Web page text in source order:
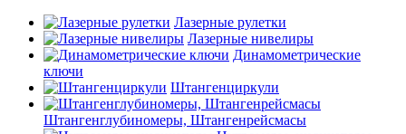
Лазерные рулетки
Лазерные нивелиры
Динамометрические
ключи
Штангенциркули
Штангенглубиномеры, Штангенрейсмасы